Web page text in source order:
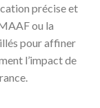
précise et
ou la
pour affiner
l’impact de